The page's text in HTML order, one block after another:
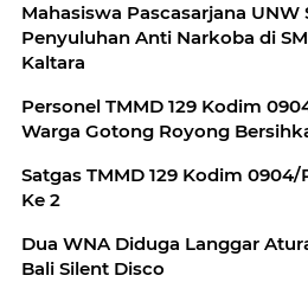
Mahasiswa Pascasarjana UNW
Penyuluhan Anti Narkoba di
Kaltara
Personel TMMD 129 Kodim
Warga Gotong Royong
Satgas TMMD 129 Kodim
Ke 2
Dua WNA Diduga Langgar
Bali Silent Disco